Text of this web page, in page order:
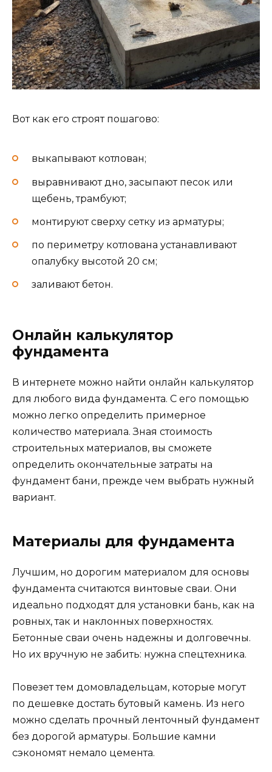
Вот как его строят пошагово:
выкапывают котлован;
выравнивают дно, засыпают песок или
щебень, трамбуют;
монтируют сверху сетку из арматуры;
по периметру котлована устанавливают
опалубку высотой 20 см;
заливают бетон.
Онлайн калькулятор
фундамента
В интернете можно найти онлайн калькулятор
для любого вида фундамента. С его помощью
можно легко определить примерное
количество материала. Зная стоимость
строительных материалов, вы сможете
определить окончательные затраты на
фундамент бани, прежде чем выбрать нужный
вариант.
Материалы для фундамента
Лучшим, но дорогим материалом для основы
фундамента считаются винтовые сваи. Они
идеально подходят для установки бань, как на
ровных, так и наклонных поверхностях.
Бетонные сваи очень надежны и долговечны.
Но их вручную не забить: нужна спецтехника.
Повезет тем домовладельцам, которые могут
по дешевке достать бутовый камень. Из него
можно сделать прочный ленточный фундамент
без дорогой арматуры. Большие камни
сэкономят немало цемента.